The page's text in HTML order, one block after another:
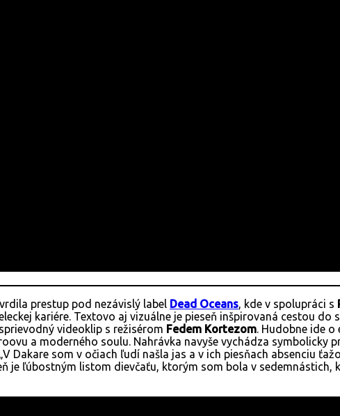
prestup pod nezávislý label Dead Oceans, kde v spolupráci s
kariére. Textovo aj vizuálne je pieseň inšpirovaná cestou do
videoklip s režisérom Fedem Kortezom. Hudobne ide o
a moderného soulu. Nahrávka navyše vychádza symbolicky
Dakare som v očiach ľudí našla jas a v ich piesňach absenciu
ľúbostným listom dievčaťu, ktorým som bola v sedemnástich,